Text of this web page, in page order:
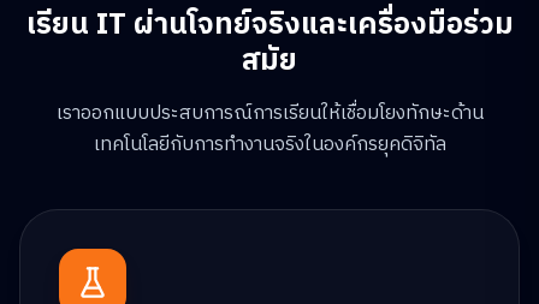
เรียน IT ผ่านโจทย์จริงและเครื่องมือร่วม
สมัย
เราออกแบบประสบการณ์การเรียนให้เชื่อมโยงทักษะด้าน
เทคโนโลยีกับการทำงานจริงในองค์กรยุคดิจิทัล